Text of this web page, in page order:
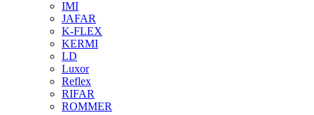
IMI
JAFAR
K-FLEX
KERMI
LD
Luxor
Reflex
RIFAR
ROMMER